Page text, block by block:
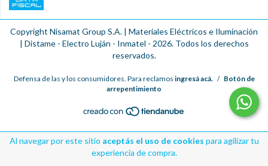
Al navegar por este sitio aceptás el uso de cookies para agilizar tu
experiencia de compra.
Copyright Nisamat Group S.A. | Materiales Eléctricos e Iluminación
| Distame - Electro Luján - Inmatel - 2026. Todos los derechos
reservados.
Defensa de las y los consumidores. Para reclamos ingresá acá. / Botón de
arrepentimiento